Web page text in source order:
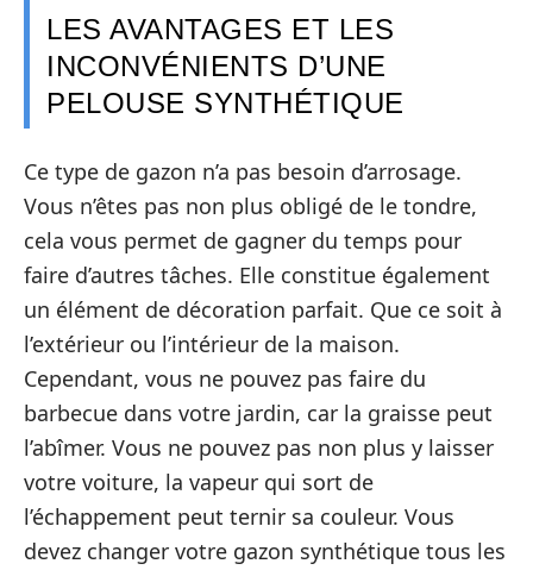
LES AVANTAGES ET LES
INCONVÉNIENTS D’UNE
PELOUSE SYNTHÉTIQUE
Ce type de gazon n’a pas besoin d’arrosage.
Vous n’êtes pas non plus obligé de le tondre,
cela vous permet de gagner du temps pour
faire d’autres tâches. Elle constitue également
un élément de décoration parfait. Que ce soit à
l’extérieur ou l’intérieur de la maison.
Cependant, vous ne pouvez pas faire du
barbecue dans votre jardin, car la graisse peut
l’abîmer. Vous ne pouvez pas non plus y laisser
votre voiture, la vapeur qui sort de
l’échappement peut ternir sa couleur. Vous
devez changer votre gazon synthétique tous les